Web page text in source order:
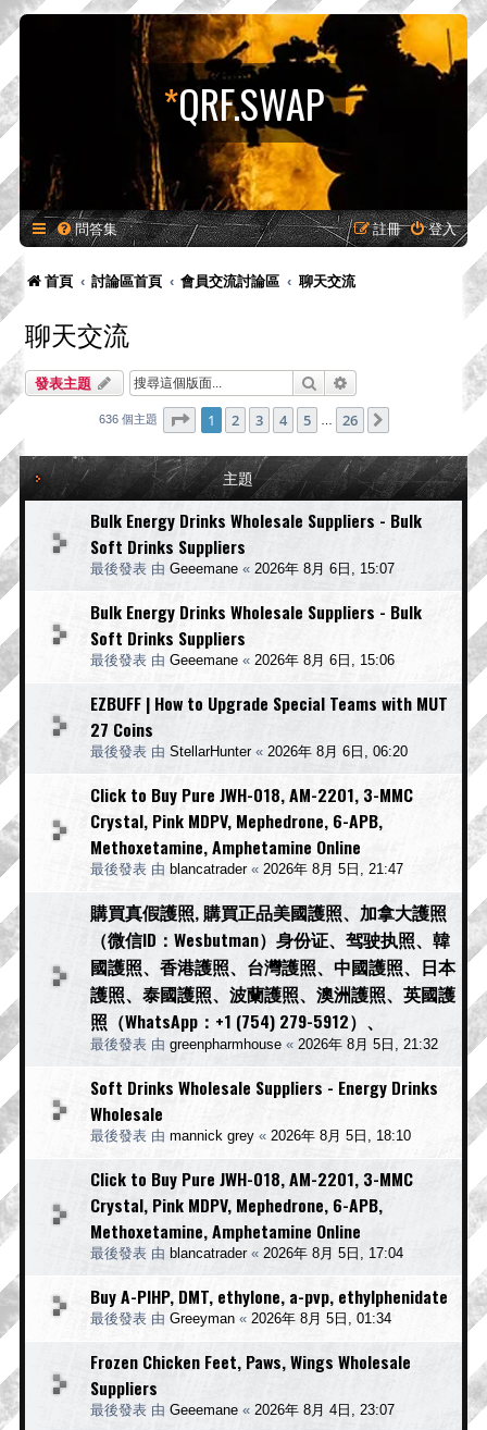
*QRF.SWAP
問答集 登入
註冊
首頁 討論區首頁 會員交流討論區 聊天交流
聊天交流
發表主題 搜尋
636 個主題 第 1 頁 (共26 頁)
1 2 3 4 5 26
主題
Bulk Energy Drinks Wholesale Suppliers - Bulk
Soft Drinks Suppliers
最後發表 由 Geeemane « 2026年 8月 6日, 15:07
Bulk Energy Drinks Wholesale Suppliers - Bulk
Soft Drinks Suppliers
最後發表 由 Geeemane « 2026年 8月 6日, 15:06
EZBUFF | How to Upgrade Special Teams with MUT
27 Coins
最後發表 由 StellarHunter« 2026年 8月 6日, 06:20
Click to Buy Pure JWH-018, AM-2201, 3-MMC
Crystal, Pink MDPV, Mephedrone, 6-APB,
Methoxetamine, Amphetamine Online
最後發表 由 blancatrader« 2026年 8月 5日, 21:47
購買真假護照, 購買正品美國護照、加拿大護照
（微信ID：Wesbutman）身份证、驾驶执照、韓
國護照、香港護照、台灣護照、中國護照、日本
護照、泰國護照、波蘭護照、澳洲護照、英國護
照（WhatsApp：+1 (754) 279-5912）、
最後發表 由 greenpharmhouse « 2026年 8月 5日, 21:32
Soft Drinks Wholesale Suppliers - Energy Drinks
Wholesale
最後發表 由 mannick grey « 2026年 8月 5日, 18:10
Click to Buy Pure JWH-018, AM-2201, 3-MMC
Crystal, Pink MDPV, Mephedrone, 6-APB,
Methoxetamine, Amphetamine Online
最後發表 由 blancatrader« 2026年 8月 5日, 17:04
Buy A-PIHP, DMT, ethylone, a-pvp, ethylphenidate
最後發表 由 Greeyman « 2026年 8月 5日, 01:34
Frozen Chicken Feet, Paws, Wings Wholesale
Suppliers
最後發表 由 Geeemane « 2026年 8月 4日, 23:07